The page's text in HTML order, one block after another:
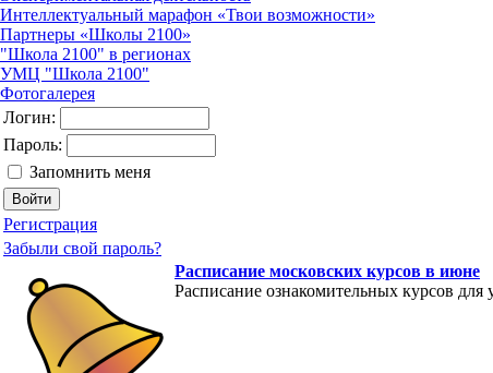
Интеллектуальный марафон «Твои возможности»
Партнеры «Школы 2100»
"Школа 2100" в регионах
УМЦ "Школа 2100"
Фотогалерея
Логин:
Пароль:
Запомнить меня
Регистрация
Забыли свой пароль?
Расписание московских курсов в июне
Расписание ознакомительных курсов